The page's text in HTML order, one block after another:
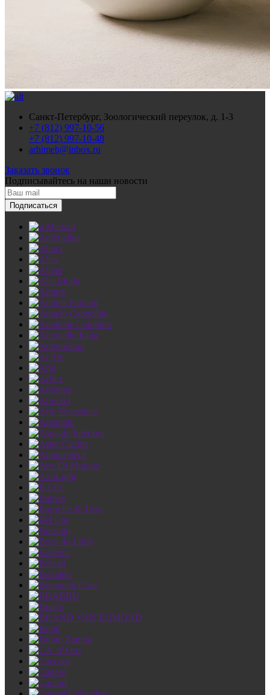
Санкт-Петербург, Зоологический переулок, д. 1-3
+7 (812) 997-10-56
+7 (812) 997-10-48
arhimeb@inbox.ru
Заказать звонок
Подписывайтесь на наши новости